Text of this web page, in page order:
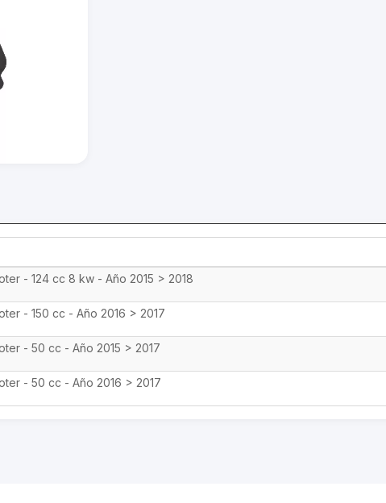
- 124 cc 8 kw - Año 2015 > 2018
- 150 cc - Año 2016 > 2017
- 50 cc - Año 2015 > 2017
- 50 cc - Año 2016 > 2017